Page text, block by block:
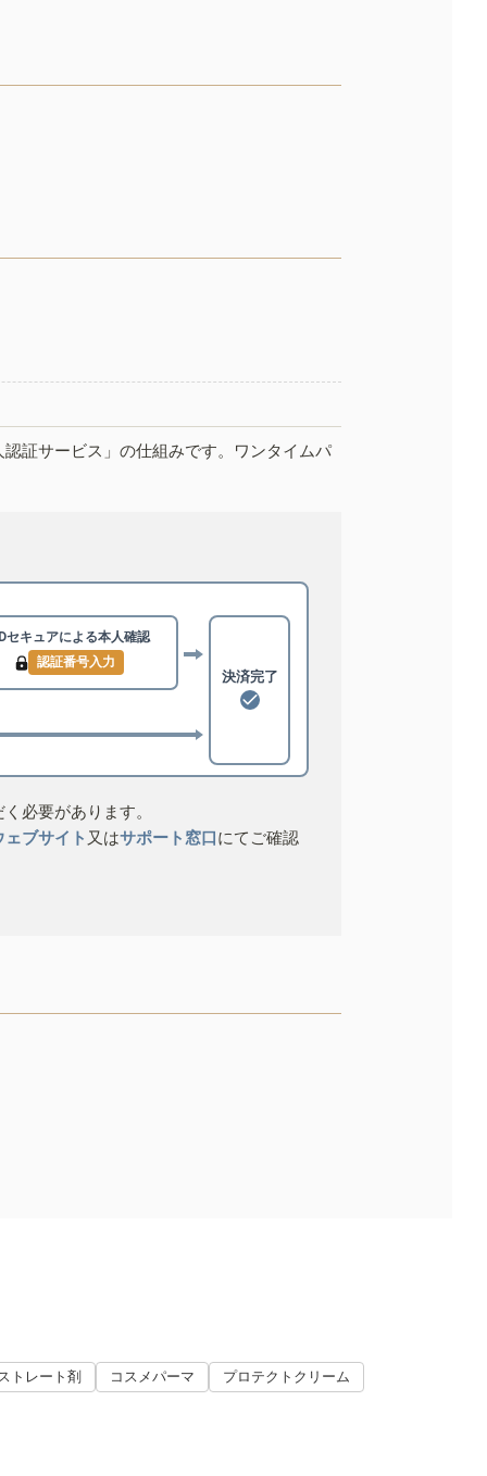
証サービス」の仕組みです。ワンタイムパ
セキュアによる本人確認
認証番号入力
決済完了
必要があります。
ブサイト 又はサポート窓口にてご確認
トレート剤 コスメパーマ
プロテクトクリーム